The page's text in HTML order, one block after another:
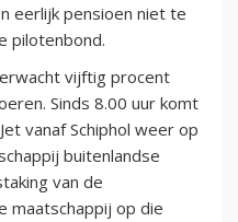
eerlijk pensioen niet te
pilotenbond.
vijftig procent
Sinds 8.00 uur komt
vanaf Schiphol weer op
buitenlandse
van de
maatschappij op die